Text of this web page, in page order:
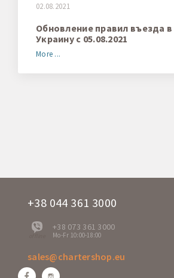
02.08.2021
Обновление правил въезда в
Украину с 05.08.2021
More ...
+38 044 361 3000
offline
+38 073 361 3000
Mo-Fr 10:00-18:00
sales@chartershop.eu